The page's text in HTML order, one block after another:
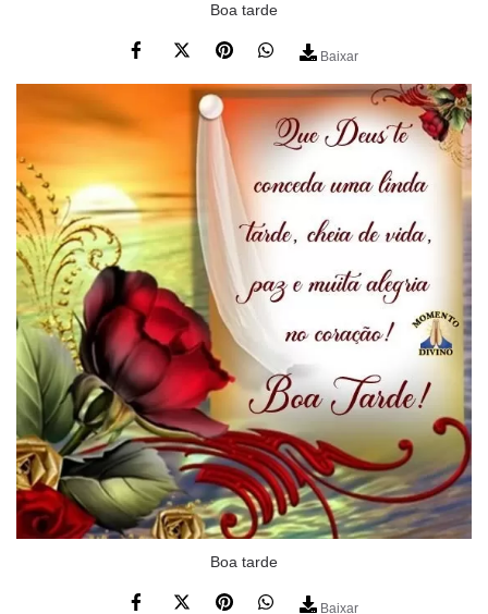
Boa tarde
Baixar
Boa tarde
Baixar